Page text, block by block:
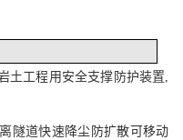
土工程用安全支撑防护装置
隧道快速降尘防扩散可移动